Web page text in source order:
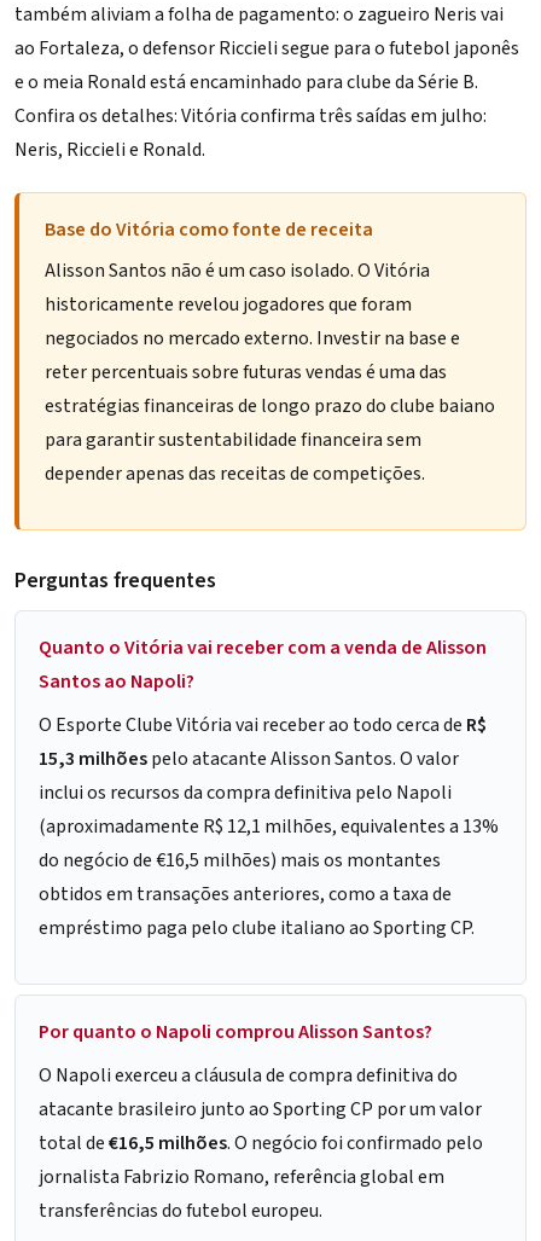
também aliviam a folha de pagamento: o zagueiro Neris vai
ao Fortaleza, o defensor Riccieli segue para o futebol japonês
e o meia Ronald está encaminhado para clube da Série B.
Confira os detalhes:Vitória confirma três saídas em julho:
Neris, Riccieli e Ronald.
Base do Vitória como fonte de receita
Alisson Santos não é um caso isolado. O Vitória
historicamente revelou jogadores que foram
negociados no mercado externo. Investir na base e
reter percentuais sobre futuras vendas é uma das
estratégias financeiras de longo prazo do clube baiano
para garantir sustentabilidade financeira sem
depender apenas das receitas de competições.
Perguntas frequentes
Quanto o Vitória vai receber com a venda de Alisson
Santos ao Napoli?
O Esporte Clube Vitória vai receber ao todo cerca de R$
15,3 milhõespelo atacante Alisson Santos. O valor
inclui os recursos da compra definitiva pelo Napoli
(aproximadamente R$ 12,1 milhões, equivalentes a 13%
do negócio de €16,5 milhões) mais os montantes
obtidos em transações anteriores, como a taxa de
empréstimo paga pelo clube italiano ao Sporting CP.
Por quanto o Napoli comprou Alisson Santos?
O Napoli exerceu a cláusula de compra definitiva do
atacante brasileiro junto ao Sporting CP por um valor
total de€16,5 milhões. O negócio foi confirmado pelo
jornalista Fabrizio Romano, referência global em
transferências do futebol europeu.